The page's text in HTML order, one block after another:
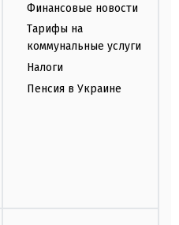
Финансовые новости
Тарифы на
коммунальные услуги
Налоги
Пенсия в Украине